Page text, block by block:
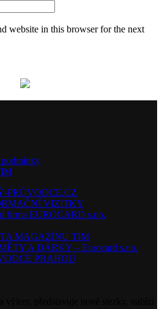
website in this browser for the next
podmínky
PRŮVODCE.CZ
VIZITKY
firma EUROCARD s.r.o.
MAGAZÍNU TIM
A DÁRKY – Eurocard s.r.o.
PRAHOU